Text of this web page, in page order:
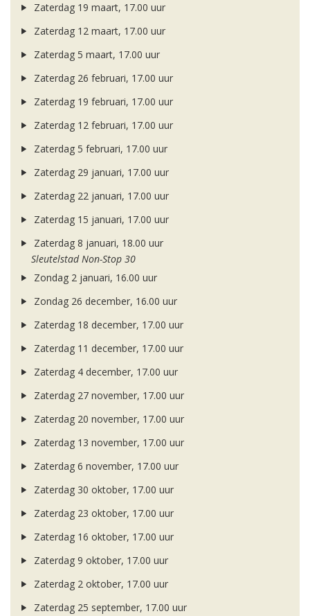
Zaterdag 19 maart, 17.00 uur
Zaterdag 12 maart, 17.00 uur
Zaterdag 5 maart, 17.00 uur
Zaterdag 26 februari, 17.00 uur
Zaterdag 19 februari, 17.00 uur
Zaterdag 12 februari, 17.00 uur
Zaterdag 5 februari, 17.00 uur
Zaterdag 29 januari, 17.00 uur
Zaterdag 22 januari, 17.00 uur
Zaterdag 15 januari, 17.00 uur
Zaterdag 8 januari, 18.00 uur
Sleutelstad Non-Stop 30
Zondag 2 januari, 16.00 uur
Zondag 26 december, 16.00 uur
Zaterdag 18 december, 17.00 uur
Zaterdag 11 december, 17.00 uur
Zaterdag 4 december, 17.00 uur
Zaterdag 27 november, 17.00 uur
Zaterdag 20 november, 17.00 uur
Zaterdag 13 november, 17.00 uur
Zaterdag 6 november, 17.00 uur
Zaterdag 30 oktober, 17.00 uur
Zaterdag 23 oktober, 17.00 uur
Zaterdag 16 oktober, 17.00 uur
Zaterdag 9 oktober, 17.00 uur
Zaterdag 2 oktober, 17.00 uur
Zaterdag 25 september, 17.00 uur